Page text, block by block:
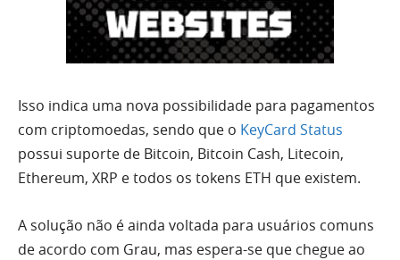
Isso indica uma nova possibilidade para pagamentos
com criptomoedas, sendo que o KeyCard Status
possui suporte de Bitcoin, Bitcoin Cash, Litecoin,
Ethereum, XRP e todos os tokens ETH que existem.
A solução não é ainda voltada para usuários comuns
de acordo com Grau, mas espera-se que chegue ao